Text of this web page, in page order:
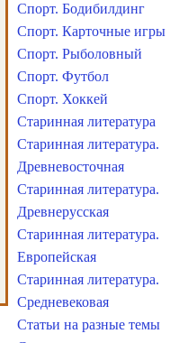
Спорт. Бодибилдинг
Спорт. Карточные игры
Спорт. Рыболовный
Спорт. Футбол
Спорт. Хоккей
Старинная литература
Старинная литература.
Древневосточная
Старинная литература.
Древнерусская
Старинная литература.
Европейская
Старинная литература.
Средневековая
Статьи на разные темы